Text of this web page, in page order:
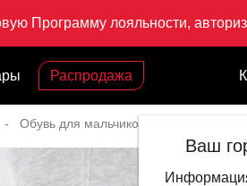
Программу лояльности,
Распродажа
Ваш
Обувь для мальчиков